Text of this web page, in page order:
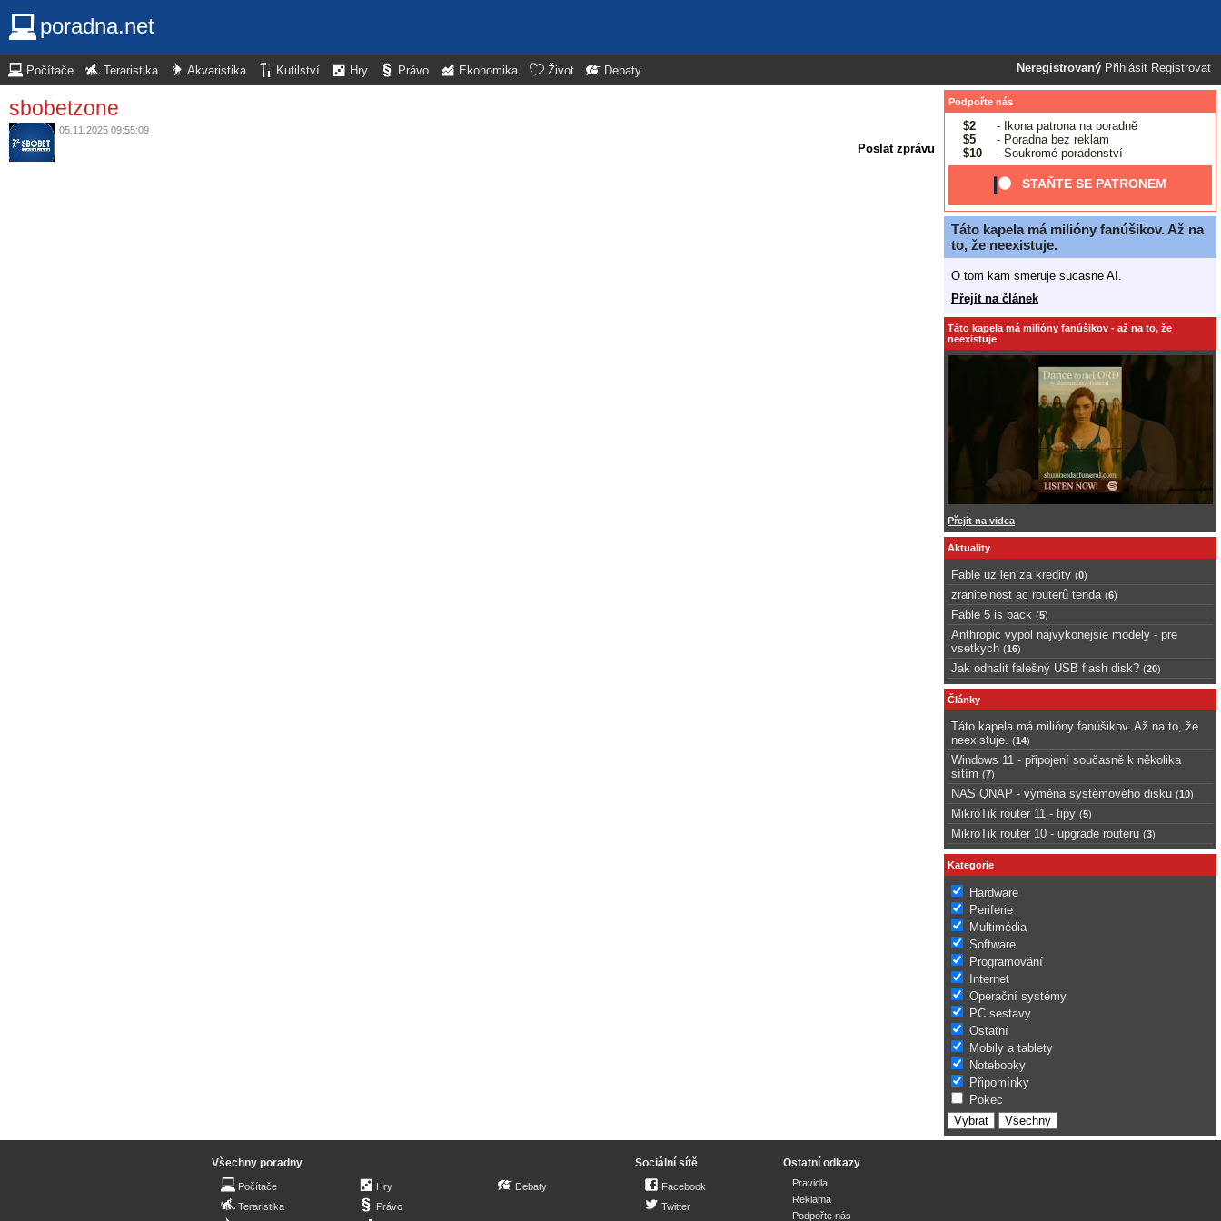
poradna.net
Neregistrovaný Přihlásit Registrovat
Počítače Teraristika Akvaristika Kutilství Hry Právo Ekonomika Život Debaty
sbobetzone
05.11.2025 09:55:09
Poslat zprávu
Podpořte nás
$2
- Ikona patrona na poradně
$5
- Poradna bez reklam
$10
- Soukromé poradenství
STAŇTE SE PATRONEM
Táto kapela má milióny fanúšikov. Až na
to, že neexistuje.
O tom kam smeruje sucasne AI.
Přejít na článek
Táto kapela má milióny fanúšikov - až na to, že
neexistuje
Přejít na videa
Aktuality
Fable uz len za kredity (0)
zranitelnost ac routerů tenda (6)
Fable 5 is back (5)
Anthropic vypol najvykonejsie modely - pre
vsetkych (16)
Jak odhalit falešný USB flash disk? (20)
Články
Táto kapela má milióny fanúšikov. Až na to, že
neexistuje.
(14)
Windows 11 - připojení současně k několika
sítím (7)
NAS QNAP - výměna systémového disku (10)
MikroTik router 11 - tipy (5)
MikroTik router 10 - upgrade routeru (3)
Kategorie
Hardware
Periferie
Multimédia
Software
Programování
Internet
Operační systémy
PC sestavy
Ostatní
Mobily a tablety
Notebooky
Připomínky
Pokec
Všechny poradny
Počítače
Teraristika
Hry
Právo
Debaty
Sociální sítě
Facebook
Twitter
Ostatní odkazy
Pravidla
Reklama
Podpořte nás